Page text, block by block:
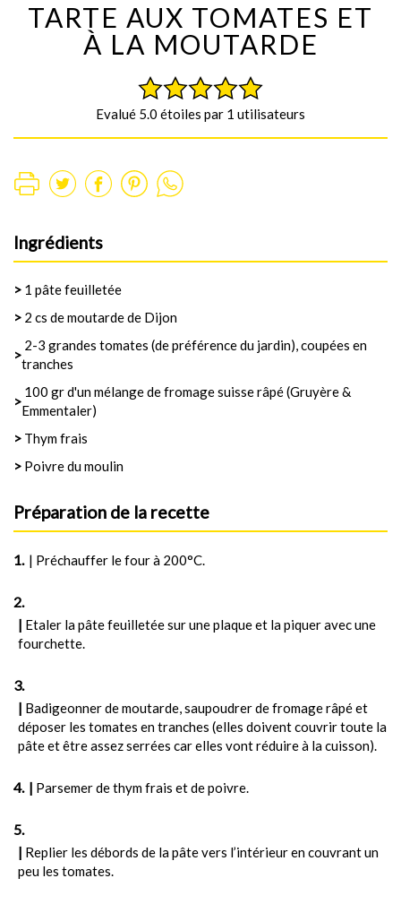
TARTE AUX TOMATES ET
À LA MOUTARDE
Evalué 5.0 étoiles par 1 utilisateurs
Ingrédients
> 1 pâte feuilletée
> 2 cs de moutarde de Dijon
>
2-3 grandes tomates (de préférence du jardin), coupées en
tranches
>
100 gr d'un mélange de fromage suisse râpé (Gruyère &
Emmentaler)
> Thym frais
> Poivre du moulin
Préparation de la recette
| Préchauffer le four à 200°C.
| Etaler la pâte feuilletée sur une plaque et la piquer avec une
fourchette.
| Badigeonner de moutarde, saupoudrer de fromage râpé et
déposer les tomates en tranches (elles doivent couvrir toute la
pâte et être assez serrées car elles vont réduire à la cuisson).
| Parsemer de thym frais et de poivre.
| Replier les débords de la pâte vers l’intérieur en couvrant un
peu les tomates.